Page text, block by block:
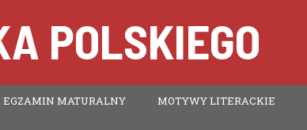
POLSKIEGO
EGZAMIN MATURALNY MOTYWY LITERACKIE